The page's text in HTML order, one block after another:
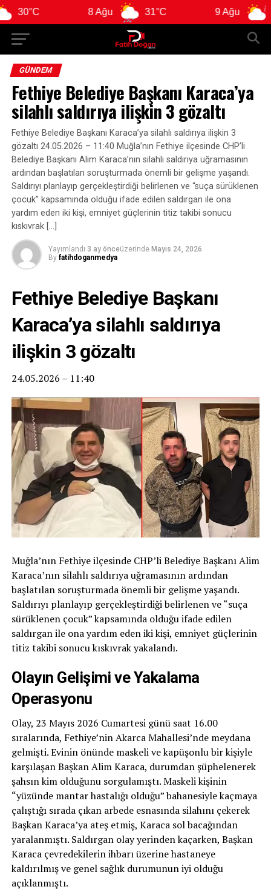
31°C 29°C
GÜNDEM
Fethiye Belediye Başkanı Karaca’ya
silahlı saldırıya ilişkin 3 gözaltı
Fethiye Belediye Başkanı Karaca’ya silahlı saldırıya ilişkin 3
gözaltı 24.05.2026 – 11:40 Muğla’nın Fethiye ilçesinde CHP’li
Belediye Başkanı Alim Karaca’nın silahlı saldırıya uğramasının
ardından başlatılan soruşturmada önemli bir gelişme yaşandı.
Saldırıyı planlayıp gerçekleştirdiği belirlenen ve “suça sürüklenen
çocuk” kapsamında olduğu ifade edilen saldırgan ile ona
yardım eden iki kişi, emniyet güçlerinin titiz takibi sonucu
kıskıvrak […]
Yayımlandı 3 ay önceüzerinde Mayıs 24, 2026
By fatihdoganmedya
Fethiye Belediye Başkanı
Karaca’ya silahlı saldırıya
ilişkin 3 gözaltı
24.05.2026 – 11:40
Muğla’nın Fethiye ilçesinde CHP’li Belediye Başkanı Alim
Karaca’nın silahlı saldırıya uğramasının ardından
başlatılan soruşturmada önemli bir gelişme yaşandı.
Saldırıyı planlayıp gerçekleştirdiği belirlenen ve “suça
sürüklenen çocuk” kapsamında olduğu ifade edilen
saldırgan ile ona yardım eden iki kişi, emniyet güçlerinin
titiz takibi sonucu kıskıvrak yakalandı.
Olayın Gelişimi ve Yakalama
Operasyonu
Olay, 23 Mayıs 2026 Cumartesi günü saat 16.00
sıralarında, Fethiye’nin Akarca Mahallesi’nde meydana
gelmişti. Evinin önünde maskeli ve kapüşonlu bir kişiyle
karşılaşan Başkan Alim Karaca, durumdan şüphelenerek
şahsın kim olduğunu sorgulamıştı. Maskeli kişinin
“yüzünde mantar hastalığı olduğu” bahanesiyle kaçmaya
çalıştığı sırada çıkan arbede esnasında silahını çekerek
Başkan Karaca’ya ateş etmiş, Karaca sol bacağından
yaralanmıştı. Saldırgan olay yerinden kaçarken, Başkan
Karaca çevredekilerin ihbarı üzerine hastaneye
kaldırılmış ve genel sağlık durumunun iyi olduğu
açıklanmıştı.